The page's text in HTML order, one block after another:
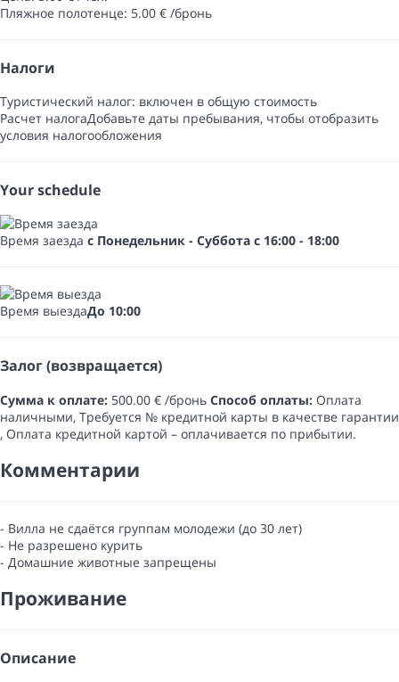
Пляжное полотенце: 5.00 € /бронь
Налоги
Туристический налог: включен в общую стоимость
Расчет налогаДобавьте даты пребывания, чтобы отобразить
условия налогообложения
Your schedule
Время заезда с Понедельник - Суббота с 16:00 - 18:00
Время выездаДо 10:00
Залог (возвращается)
Сумма к оплате: 500.00 € /бронь Способ оплаты: Оплата
наличными​, Требуется № кредитной карты в качестве гарантии​
, Оплата кредитной картой – оплачивается по прибытии.
Комментарии
- Вилла не сдаётся группам молодежи (до 30 лет)
- Не разрешено курить
- Домашние животные запрещены
Проживание
Описание